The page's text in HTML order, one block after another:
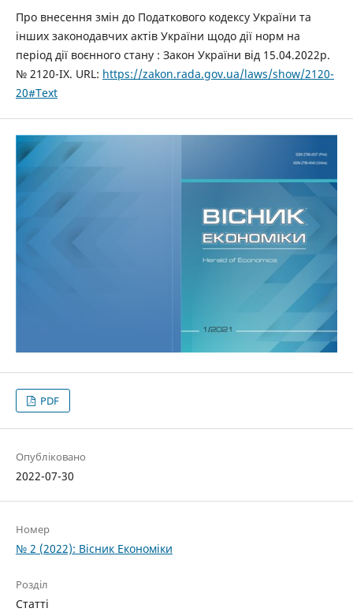
Про внесення змін до Податкового кодексу України та
інших законодавчих актів України щодо дії норм на
період дії воєнного стану : Закон України від 15.04.2022р.
№ 2120-ІХ. URL: https://zakon.rada.gov.ua/laws/show/2120-
20#Text
PDF
Опубліковано
2022-07-30
Номер
№ 2 (2022): Вісник Економіки
Розділ
Статті